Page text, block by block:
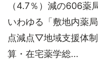
（4.7％）減の606
いわゆる「敷地内薬
点減点▽地域支援体
算・在宅薬学総...